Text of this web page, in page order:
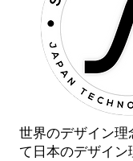
世界のデザイン理
て日本のデザイン